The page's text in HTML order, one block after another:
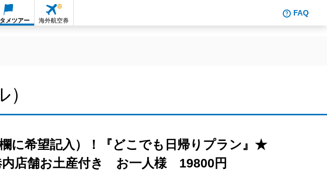
FAQ
メツアー 海外航空券
に希望記入）！『どこでも日帰りプラン』★
店舗お土産付き お一人様 19800円